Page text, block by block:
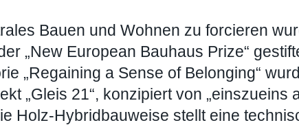
Bauen und Wohnen zu forcieren
„New European Bauhaus Prize“
„Regaining a Sense of Belonging“
„Gleis 21“, konzipiert von „einszueins
Holz-Hybridbauweise stellt eine